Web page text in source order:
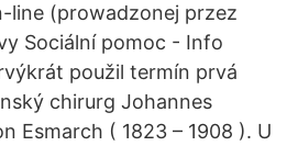
line (prowadzonej przez
Sociální pomoc - Info
použil termín prvá
chirurg Johannes
Esmarch ( 1823 – 1908 ). U